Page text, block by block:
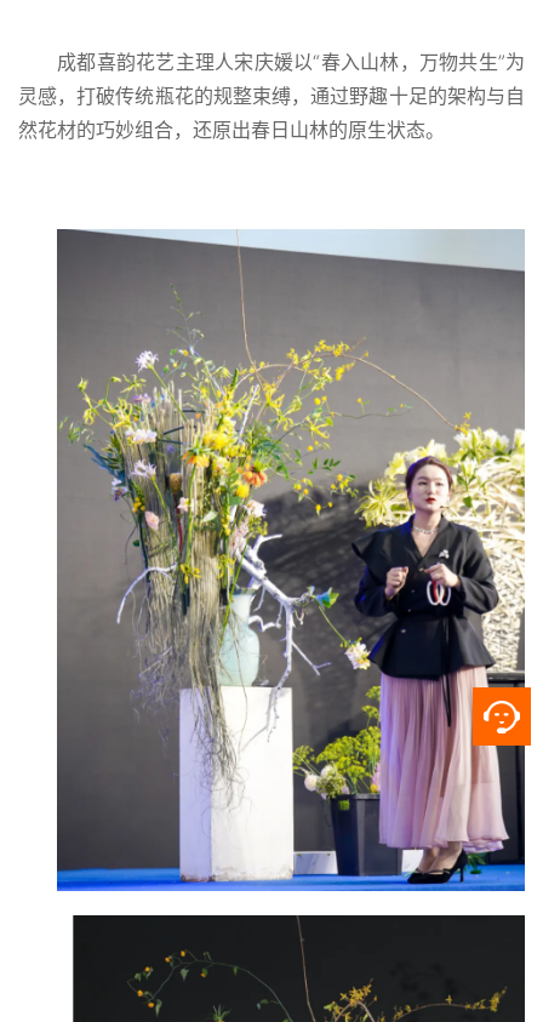
成都喜韵花艺主理人宋庆媛以“春入山林，万物共生”为
灵感，打破传统瓶花的规整束缚，通过野趣十足的架构与自
然花材的巧妙组合，还原出春日山林的原生状态。